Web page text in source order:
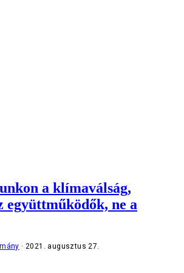
a klímaválság,
együttműködők, ne a
2021. augusztus 27.